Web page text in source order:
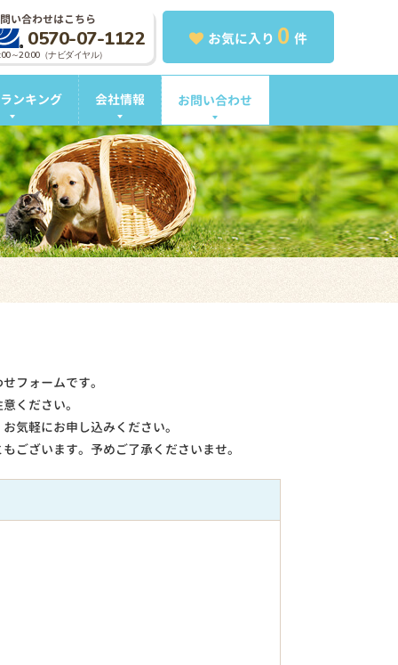
お気に入り 0 件
い合わせはこちら
0570-07-1122
～20:00（ナビダイヤル）
ンキング 会社情報 お問い合わせ
フォームです。
ください。
気軽にお申し込みください。
ございます。予めご了承くださいませ。